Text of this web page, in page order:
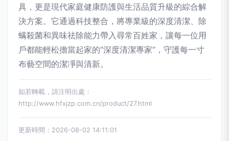
具，更是現代家庭健康防護與生活品質升級的綜合解
決方案。它通過科技整合，將專業級的深度清潔、除
螨殺菌和異味祛除能力帶入尋常百姓家，讓每一位用
戶都能輕松擔當起家的“深度清潔專家”，守護每一寸
布藝空間的潔凈與清新。
如若轉載，請注明出處：
http://www.hfxjzp.com.cn/product/27.html
更新時間：2026-08-02 14:11:01